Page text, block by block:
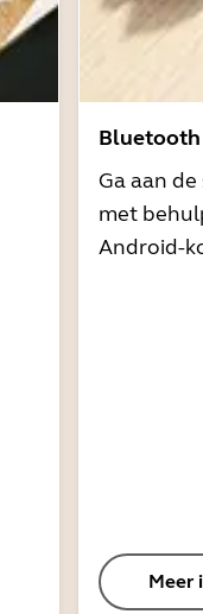
Ga aan
met
Android-
Meer